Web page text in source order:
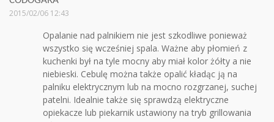
2015/02/06 12:43
Opalanie nad palnikiem nie jest szkodliwe ponieważ
wszystko się wcześniej spala. Ważne aby płomień z
kuchenki był na tyle mocny aby miał kolor żółty a nie
niebieski. Cebulę można także opalić kładąc ją na
palniku elektrycznym lub na mocno rozgrzanej, suchej
patelni. Idealnie także się sprawdzą elektryczne
opiekacze lub piekarnik ustawiony na tryb grillowania